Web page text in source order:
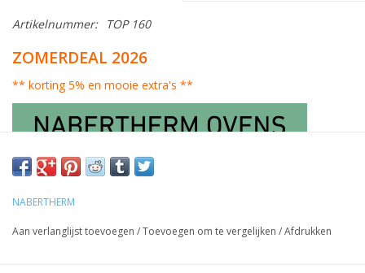
Artikelnummer: TOP 160
ZOMERDEAL 2026
** korting 5% en mooie extra's **
NABERTHERM
Aan verlanglijst toevoegen /Toevoegen om te vergelijken /Afdrukken